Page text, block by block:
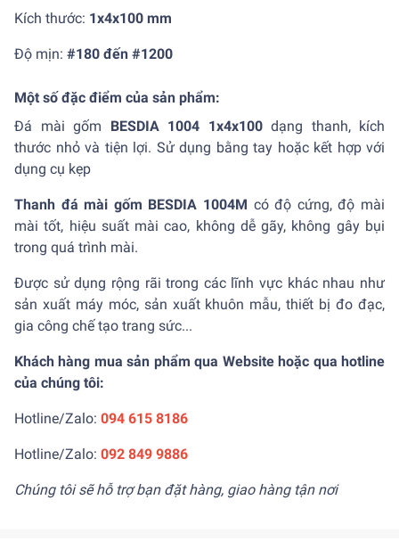
Kích thước: 1x4x100 mm
Độ mịn: #180 đến #1200
Một số đặc điểm của sản phẩm:
Đá mài gốm BESDIA 1004 1x4x100dạng thanh, kích
thước nhỏ và tiện lợi. Sử dụng bằng tay hoặc kết hợp với
dụng cụ kẹp
Thanh đá mài gốm BESDIA 1004M có độ cứng, độ mài
mài tốt, hiệu suất mài cao, không dễ gãy, không gây bụi
trong quá trình mài.
Được sử dụng rộng rãi trong các lĩnh vực khác nhau như
sản xuất máy móc, sản xuất khuôn mẫu, thiết bị đo đạc,
gia công chế tạo trang sức...
Khách hàng mua sản phẩm qua Website hoặc qua hotline
của chúng tôi:
Hotline/Zalo: 094 615 8186
Hotline/Zalo: 092 849 9886
Chúng tôi sẽ hỗ trợ bạn đặt hàng, giao hàng tận nơi